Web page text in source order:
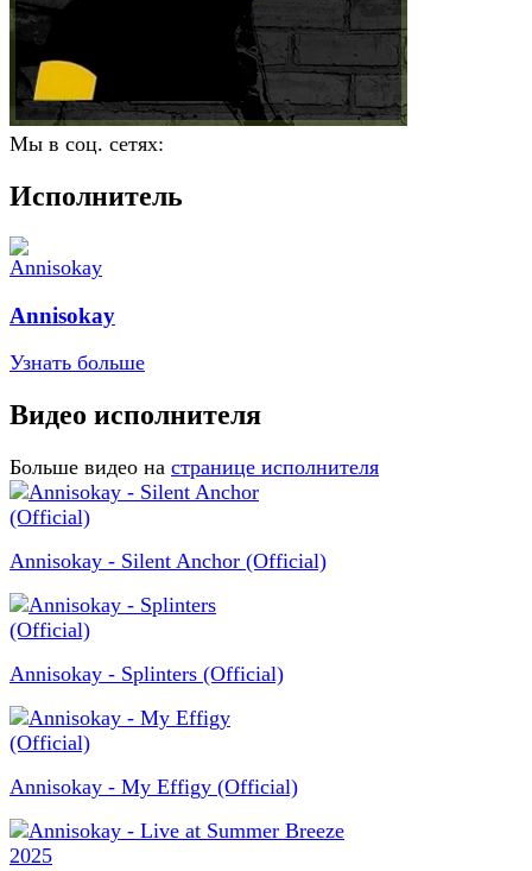
Мы в соц. сетях:
Исполнитель
Annisokay
Узнать больше
Видео исполнителя
Больше видео на странице исполнителя
Annisokay - Silent Anchor (Official)
Annisokay - Splinters (Official)
Annisokay - My Effigy (Official)